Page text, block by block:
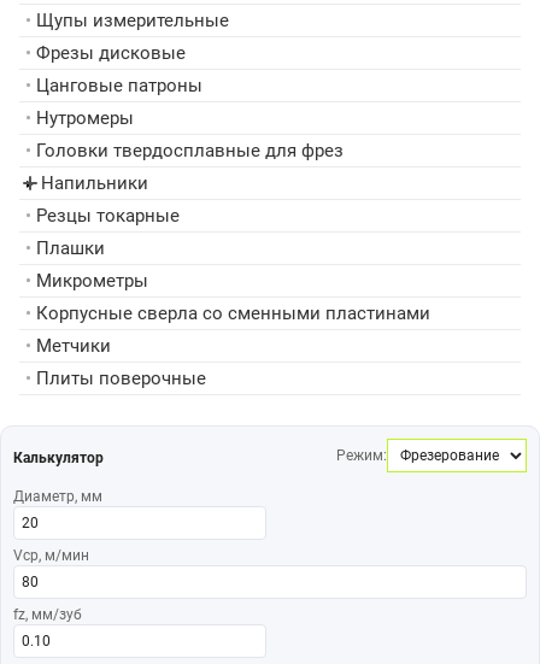
• Щупы измерительные
• Фрезы дисковые
• Цанговые патроны
• Нутромеры
• Головки твердосплавные для фрез
▸ Напильники
• Резцы токарные
• Плашки
• Микрометры
• Корпусные сверла со сменными пластинами
• Метчики
• Плиты поверочные
Калькулятор Режим:
Диаметр, мм
Vср, м/мин
fz, мм/зуб